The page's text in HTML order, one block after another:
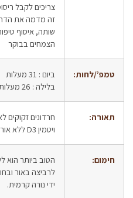
צריכים לקבל
זה מדמה את
שותה, איסוף
הצמחים בבוקר
טמפ’/לחות:
ביום : 31 מעלות
בלילה : 26 מעלות
תאורה:
ויטמין D3 ללא אור זה החרדונים יפתחו בעיות.
חימום:
הטוב ביותר הוא
לרביצה באור
ידי נורה קרמית.